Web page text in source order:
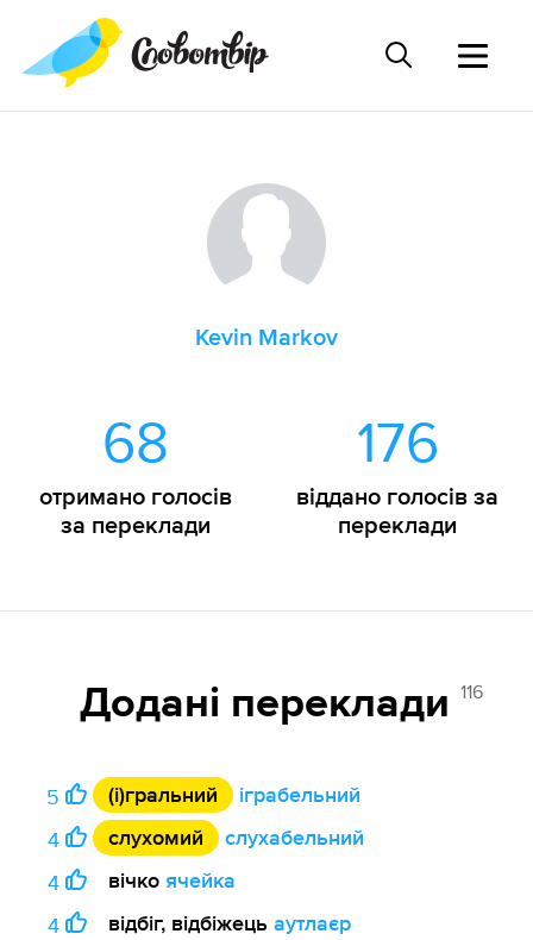
Kevin Markov
68
отримано голосів
за переклади
176
віддано голосів за
переклади
Додані переклади 116
5 (і)гральний
іграбельний
4
слухомий
слухабельний
4
вічко ячейка
4
відбіг, відбіжець аутлаєр